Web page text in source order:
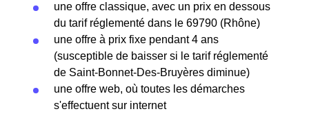
une offre classique, avec un prix en dessous
du tarif réglementé dans le 69790 (Rhône)
une offre à prix fixe pendant 4 ans
(susceptible de baisser si le tarif réglementé
de Saint-Bonnet-Des-Bruyères diminue)
une offre web, où toutes les démarches
s'effectuent sur internet